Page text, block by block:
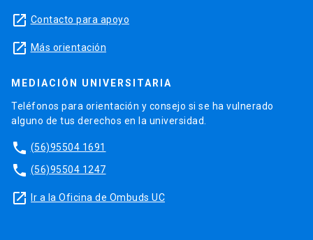
launch Contacto para apoyo
launch Más orientación
MEDIACIÓN UNIVERSITARIA
Teléfonos para orientación y consejo si se ha vulnerado
alguno de tus derechos en la universidad.
phone (56)95504 1691
phone (56)95504 1247
launch Ir a la Oficina de Ombuds UC